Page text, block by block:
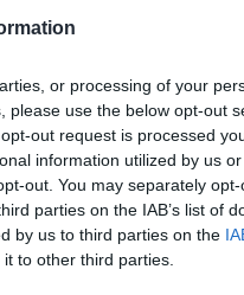
or processing of your
please use the below opt-out
out request is processed
information utilized by us
out. You may separately
parties on the IAB’s list of
by us to third parties on the
to other third parties.